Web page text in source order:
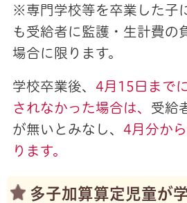
※専門学校等を卒業した子
も受給者に監護・生計費の
場合に限ります。
学校卒業後、 4月15日まで
されなかった場合は、 受給
が無いとみなし、 4月分か
ります。
多子加算算定児童が